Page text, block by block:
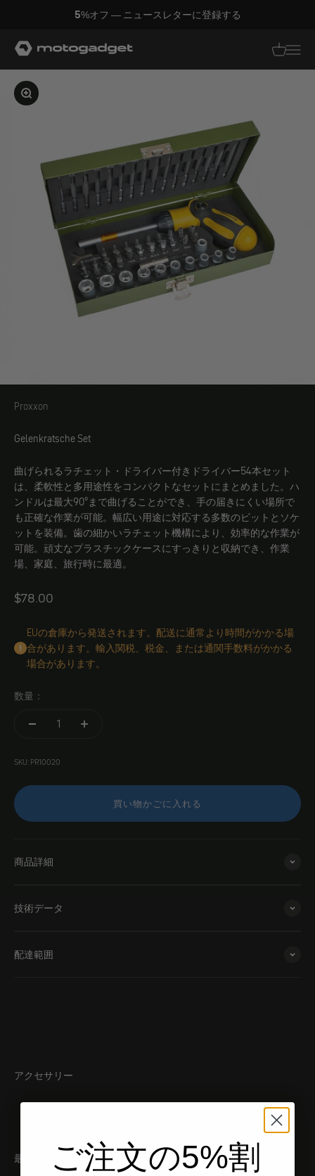
コンテンツへスキップ
5%オフ — ニュースレターに登録する
翻訳
モトガジェット社 翻訳があ
画像を拡大する
Proxxon
Proxxon
Gelenkratsche Set
曲げられるラチェット・ドライバー付きドライバー54本セット
は、柔軟性と多用途性をコンパクトなセットにまとめました。ハ
ンドルは最大90°まで曲げることができ、手の届きにくい場所で
も正確な作業が可能。幅広い用途に対応する多数のビットとソケ
ットを装備。歯の細かいラチェット機構により、効率的な作業が
可能。頑丈なプラスチックケースにすっきりと収納でき、作業
場、家庭、旅行時に最適。
Angebot
$78.00
EUの倉庫から発送されます。配送に通常より時間がかかる場
合があります。輸入関税、税金、または通関手数料がかかる
場合があります。
数量：
SKU: PR10020
買い物かごに入れる
商品詳細
技術データ
配達範囲
アクセサリー
最適なツールご注文の5%割